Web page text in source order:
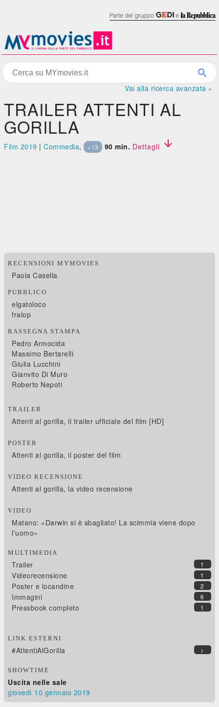
Vai alla ricerca avanzata »
TRAILER ATTENTI AL
GORILLA
Film 2019 |Commedia, +13 90 min. Dettagli 
RECENSIONI MYMOVIES
Paola Casella
PUBBLICO
elgatoloco
fralop
RASSEGNA STAMPA
Pedro Armocida
Massimo Bertarelli
Giulia Lucchini
Gianvito Di Muro
Roberto Nepoti
TRAILER
Attenti al gorilla, il trailer ufficiale del film [HD]
POSTER
Attenti al gorilla, il poster del film
VIDEO RECENSIONE
Attenti al gorilla, la video recensione
VIDEO
Matano: «Darwin si è sbagliato! La scimmia viene dopo
l'uomo»
MULTIMEDIA
1
Trailer
1
Videorecensione
2
Poster e locandine
6
Immagini
1
Pressbook completo
LINK ESTERNI
>
#AttentiAlGorilla
SHOWTIME
Uscita nelle sale
giovedì 10 gennaio 2019